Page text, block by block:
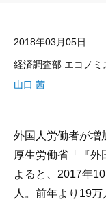
2018年03月05日
経済調査部 エコノミ
山口 茜
外国人労働者が増
厚生労働省「『外
よると、2017年
人。前年より19